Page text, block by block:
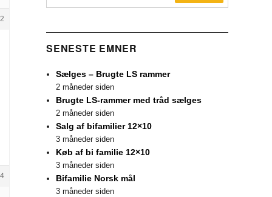
SENESTE EMNER
Sælges – Brugte LS rammer
2 måneder siden
Brugte LS-rammer med tråd sælges
2 måneder siden
Salg af bifamilier 12×10
3 måneder siden
Køb af bi familie 12×10
3 måneder siden
Bifamilie Norsk mål
3 måneder siden